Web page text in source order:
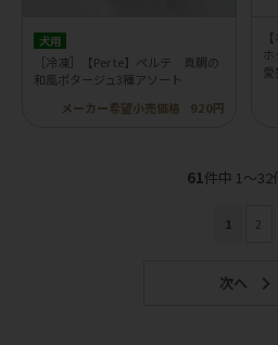
犬用
［冷凍］【Per te】ペルテ 真鯛の
和風ポタージュ3種アソート
メーカー希望小売価格
920円
愛
61件中 1〜32
1 2